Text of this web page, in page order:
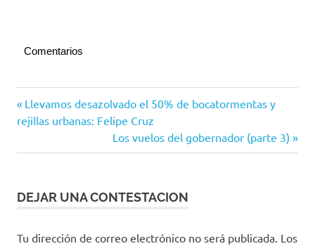
Comentarios
Sufragio
Navegación
de
entradas
Entrada
anterior:
Llevamos desazolvado el 50% de bocatormentas y
rejillas urbanas: Felipe Cruz
Siguiente
entrada:
Los vuelos del gobernador (parte 3)
DEJAR UNA CONTESTACION
Tu dirección de correo electrónico no será publicada. Los